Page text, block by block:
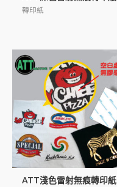
轉印紙
ATT淺色雷射無痕轉印紙